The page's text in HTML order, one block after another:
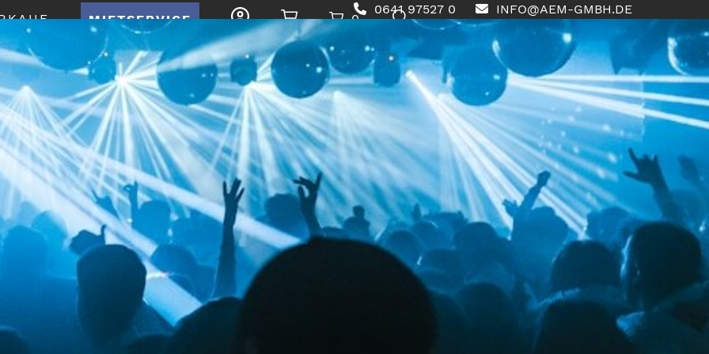
0641 97527 0 INFO@AEM-GMBH.DE
MIETSERVICE 0